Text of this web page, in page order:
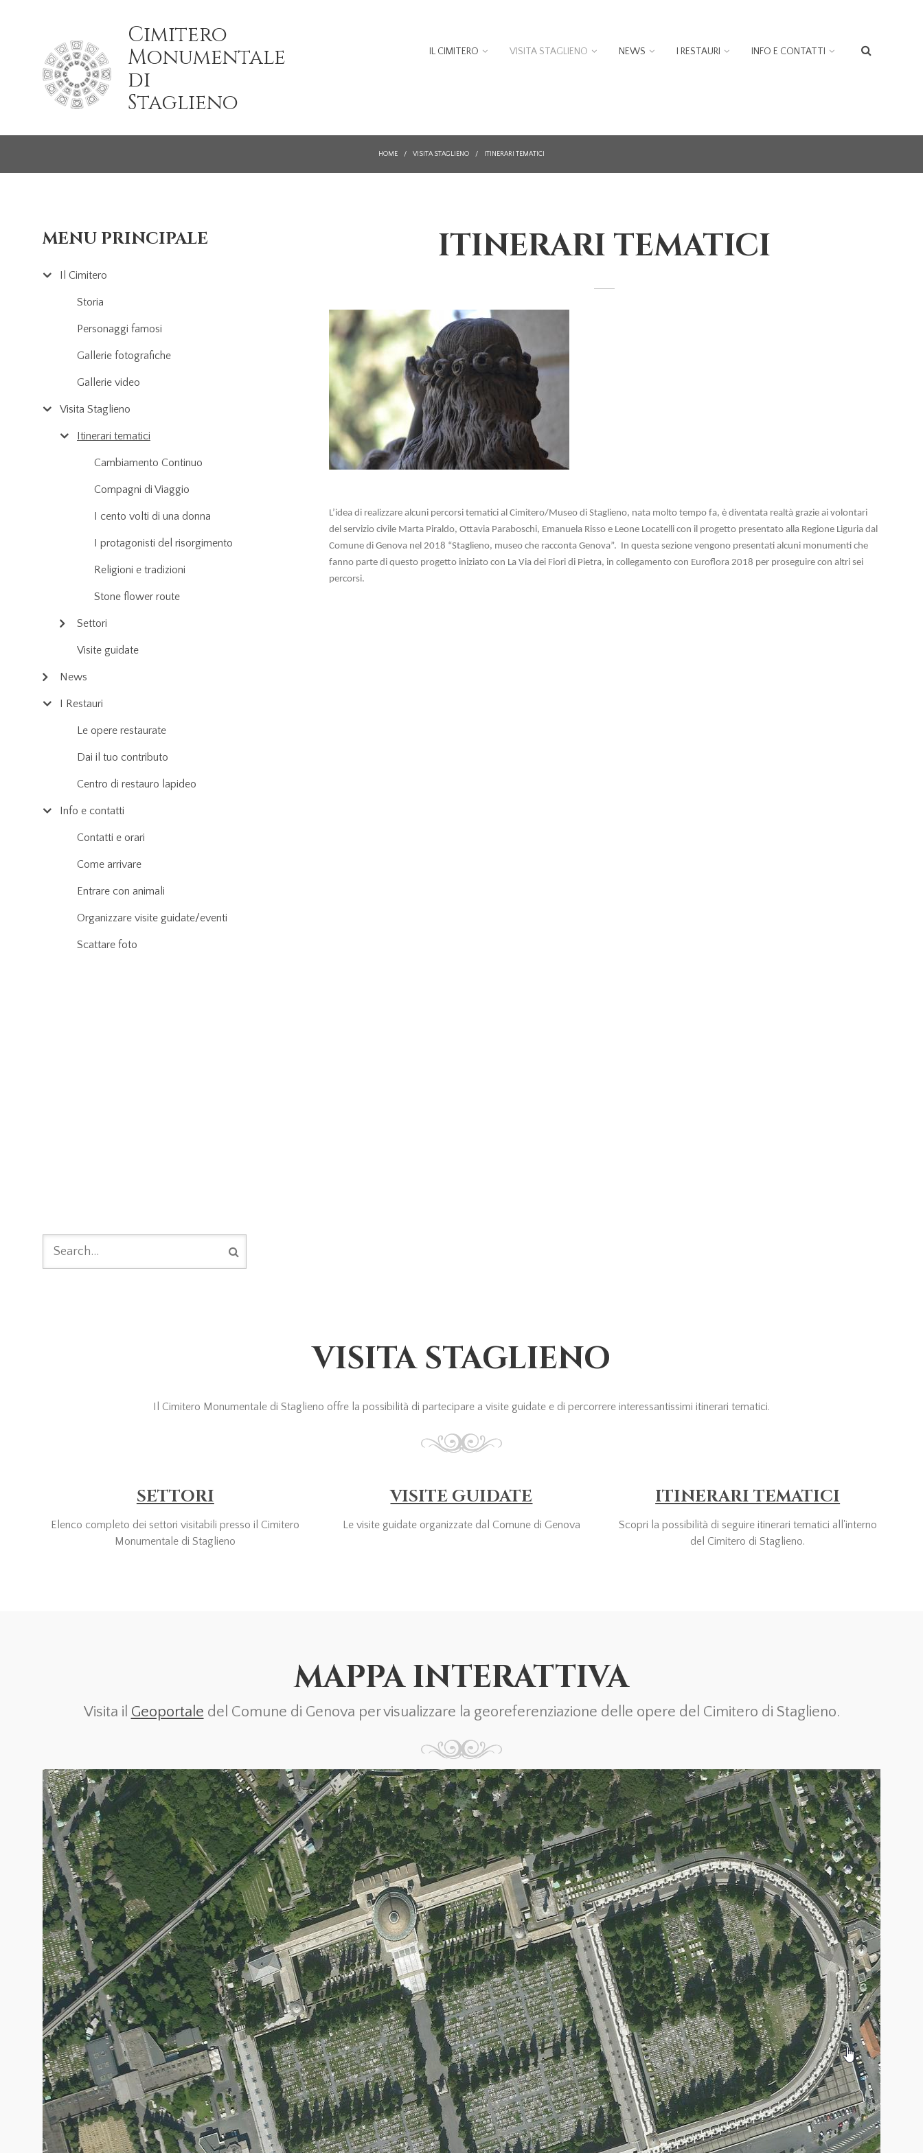
Cimitero
Monumentale
di
Staglieno
IL CIMITERO VISITA STAGLIENO NEWS I RESTAURI INFO E CONTATTI
HOME / VISITA STAGLIENO / ITINERARI TEMATICI
ITINERARI TEMATICI
L’idea di realizzare alcuni percorsi tematici al Cimitero/Museo di Staglieno, nata molto tempo fa, è diventata realtà grazie ai volontari
del servizio civile Marta Piraldo, Ottavia Paraboschi, Emanuela Risso e Leone Locatelli con il progetto presentato alla Regione Liguria dal
Comune di Genova nel 2018 “Staglieno, museo che racconta Genova”. In questa sezione vengono presentati alcuni monumenti che
fanno parte di questo progetto iniziato con La Via dei Fiori di Pietra, in collegamento con Euroflora 2018 per proseguire con altri sei
percorsi.
MENU PRINCIPALE
Il Cimitero
Storia
Personaggi famosi
Gallerie fotografiche
Gallerie video
Visita Staglieno
Itinerari tematici
Cambiamento Continuo
Compagni di Viaggio
I cento volti di una donna
I protagonisti del risorgimento
Religioni e tradizioni
Stone flower route
Settori
Visite guidate
News
I Restauri
Le opere restaurate
Dai il tuo contributo
Centro di restauro lapideo
Info e contatti
Contatti e orari
Come arrivare
Entrare con animali
Organizzare visite guidate/eventi
Scattare foto
FORM DI
VISITA STAGLIENO
Il Cimitero Monumentale di Staglieno offre la possibilità di partecipare a visite guidate e di percorrere interessantissimi itinerari tematici.
SETTORI
Elenco completo dei settori visitabili presso il Cimitero
Monumentale di Staglieno
VISITE GUIDATE
Le visite guidate organizzate dal Comune di Genova
ITINERARI TEMATICI
Scopri la possibilità di seguire itinerari tematici all'interno
del Cimitero di Staglieno.
MAPPA INTERATTIVA
Visita il Geoportale del Comune di Genova per visualizzare la georeferenziazione delle opere del Cimitero di Staglieno.